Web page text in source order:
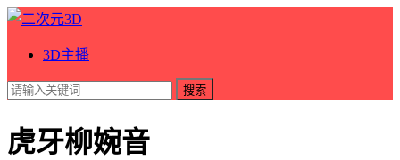
3D主播
搜索
虎牙柳婉音